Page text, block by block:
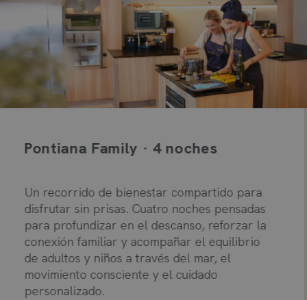
Pontiana Family · 4 noches
Un recorrido de bienestar compartido para
disfrutar sin prisas. Cuatro noches pensadas
para profundizar en el descanso, reforzar la
conexión familiar y acompañar el equilibrio
de adultos y niños a través del mar, el
movimiento consciente y el cuidado
personalizado.